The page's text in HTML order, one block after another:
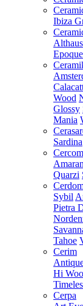
Ibiza
Althaus
Epoque
Wood
Glossy
Mania
Sardina
Cercom
Quarzi
Sybil
Pietra
Tahoe
Cerim
Hi
Cerpa